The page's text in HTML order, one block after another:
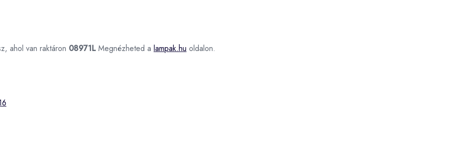
ahol van raktáron 08971LMegnézheted a lampak.hu oldalon.